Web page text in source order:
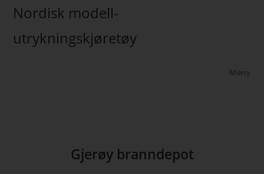
Nordisk modell-
utrykningskjøretøy
Meny
Gjerøy branndepot